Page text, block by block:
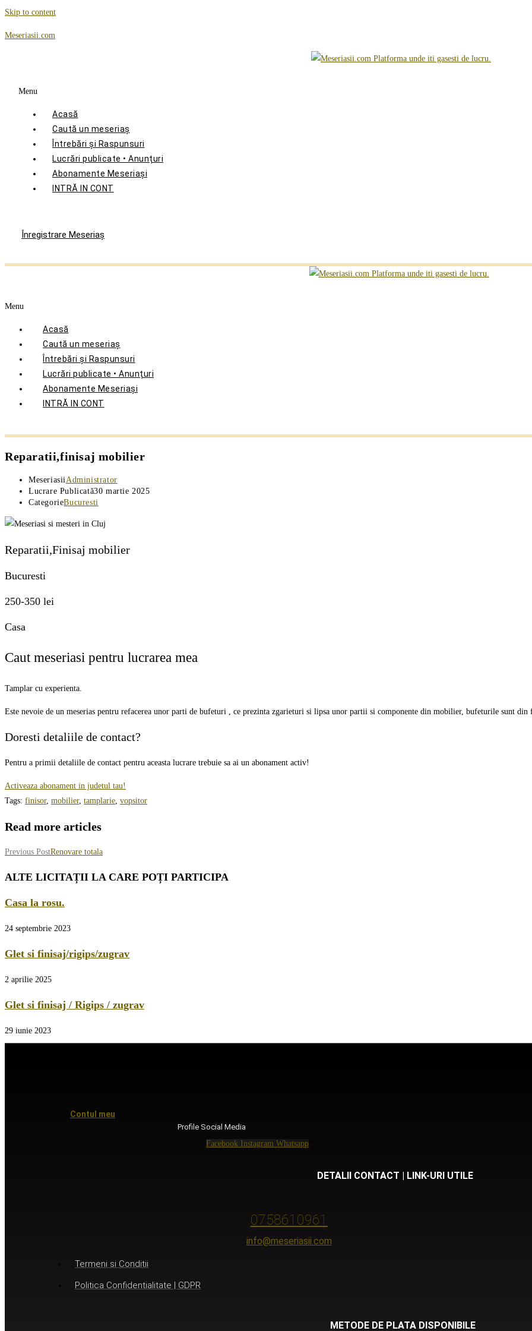
Skip to content
Meseriasii.com
Menu
Acasă
Caută un meseriaș
Întrebări și Raspunsuri
Lucrări publicate • Anunțuri
Abonamente Meseriași
INTRĂ IN CONT
Înregistrare Meseriaş
Menu
Acasă
Caută un meseriaș
Întrebări și Raspunsuri
Lucrări publicate • Anunțuri
Abonamente Meseriași
INTRĂ IN CONT
Reparatii,finisaj mobilier
MeseriasiiAdministrator
Lucrare Publicată30 martie 2025
CategorieBucuresti
Reparatii,Finisaj mobilier
Bucuresti
250-350 lei
Casa
Caut meseriasi pentru lucrarea mea
Tamplar cu experienta.
Este nevoie de un meserias pentru refacerea unor parti de bufeturi , ce prezinta zgarieturi si lipsa unor partii si componente din mobilier, bufeturile sunt din
Doresti detaliile de contact?
Pentru a primii detaliile de contact pentru aceasta lucrare trebuie sa ai un abonament activ!
Activeaza abonament in judetul tau!
Tags: finisor, mobilier, tamplarie vopsitor
Read more articles
Previous PostRenovare totala
ALTE LICITAȚII LA CARE POȚI PARTICIPA
Casa la rosu.
24 septembrie 2023
Glet si finisaj/rigips/zugrav
2 aprilie 2025
Glet si finisaj / Rigips / zugrav
29 iunie 2023
Contul meu
Profile Social Media
Facebook Instagram Whatsapp
DETALII CONTACT | LINK-URI UTILE
0758610961
info@meseriasii.com
Termeni si Conditii
Politica Confidentialitate | GDPR
METODE DE PLATA DISPONIBILE